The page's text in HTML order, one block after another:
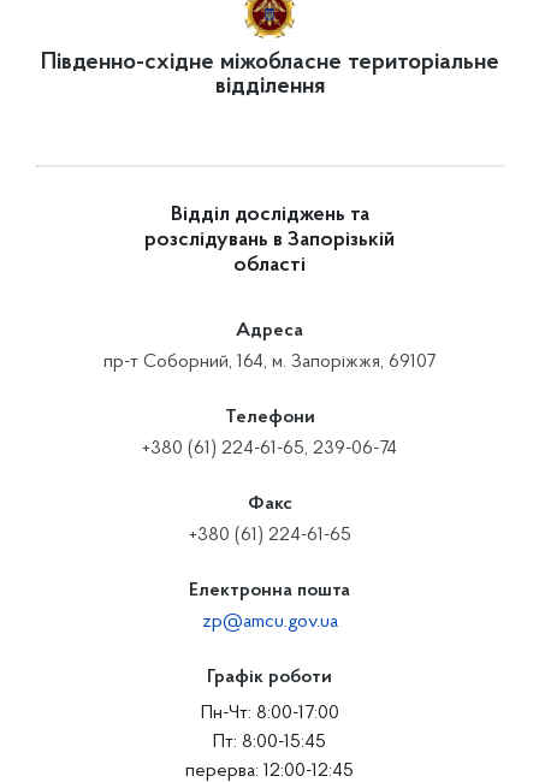
Південно-східне міжобласне територіальне
відділення
Відділ досліджень та
розслідувань в Запорізькій
області
Адреса
пр-т Соборний, 164, м. Запоріжжя, 69107
Телефони
+380 (61) 224-61-65, 239-06-74
Факс
+380 (61) 224-61-65
Електронна пошта
zp@amcu.gov.ua
Графік роботи
Пн-Чт: 8:00-17:00
Пт: 8:00-15:45
перерва: 12:00-12:45